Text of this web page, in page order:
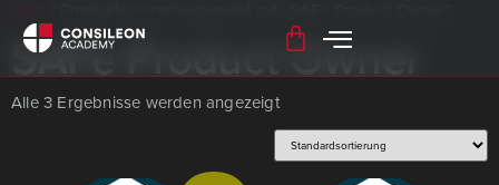
SAFe Product Owner
Alle 3 Ergebnisse werden angezeigt